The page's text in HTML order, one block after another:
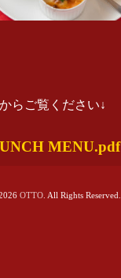
らご覧ください↓
MENU.pdf
OTTO. All Rights Reserved.